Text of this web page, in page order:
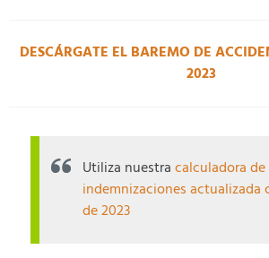
DESCÁRGATE EL BAREMO DE
2023
Utiliza nuestracalculadora de
indemnizaciones actualizada
de 2023